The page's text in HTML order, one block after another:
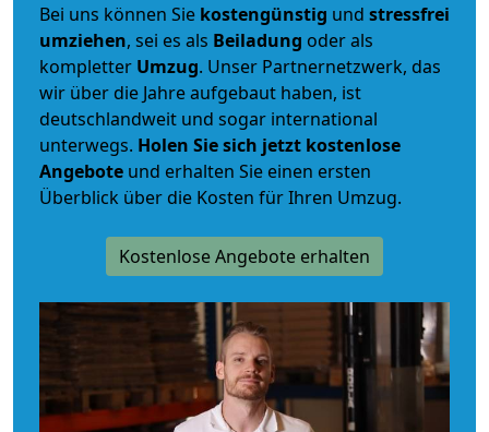
Bei uns können Sie kostengünstig und stressfrei
umziehen, sei es als Beiladung oder als
kompletter Umzug. Unser Partnernetzwerk, das
wir über die Jahre aufgebaut haben, ist
deutschlandweit und sogar international
unterwegs. Holen Sie sich jetzt kostenlose
Angebote und erhalten Sie einen ersten
Überblick über die Kosten für Ihren Umzug.
Kostenlose Angebote erhalten